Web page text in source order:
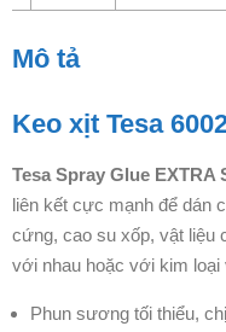
Mô tả
Keo xịt Tesa
Tesa Spray Glue EXTRA
liên kết cực mạnh để dán
cứng, cao su xốp, vật liệu
với nhau hoặc với kim loại
Phun sương tối thiểu,